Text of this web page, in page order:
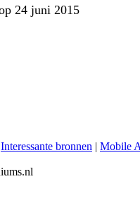
24 juni 2015
Interessante bronnen | Mobile